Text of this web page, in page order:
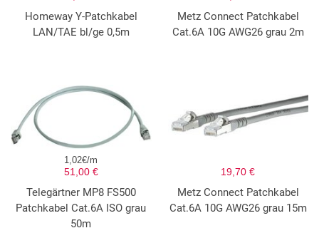
Homeway Y-Patchkabel
LAN/TAE bl/ge 0,5m
Metz Connect Patchkabel
Cat.6A 10G AWG26 grau 2m
1,02€/m
51,00 €
Telegärtner MP8 FS500
Patchkabel Cat.6A ISO grau
50m
19,70 €
Metz Connect Patchkabel
Cat.6A 10G AWG26 grau 15m